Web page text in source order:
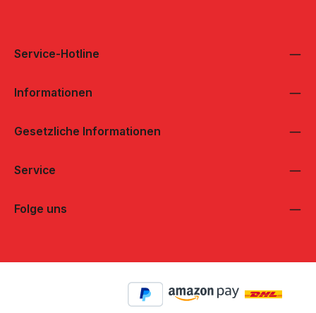
Service-Hotline
Informationen
Gesetzliche Informationen
Service
Folge uns